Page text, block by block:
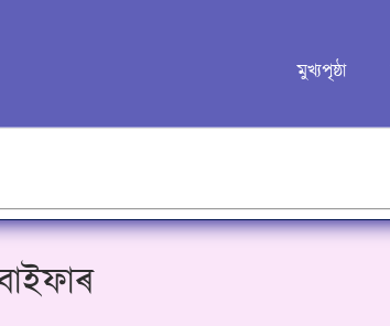
মুখ্যপৃষ্ঠা